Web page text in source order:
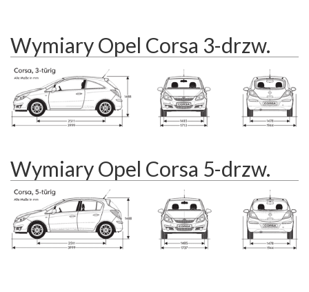
Wymiary Opel Corsa 3-drzw.
Wymiary Opel Corsa 5-drzw.